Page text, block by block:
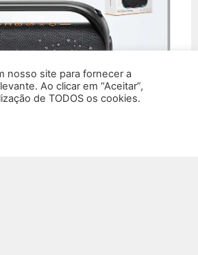
nosso site para fornecer a
Ao clicar em “Aceitar”,
de TODOS os cookies.